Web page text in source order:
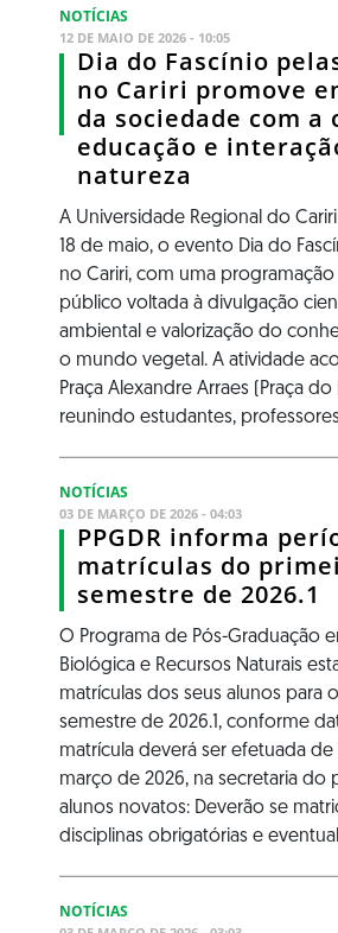
NOTÍCIAS
12 DE MAIO DE 2026 - 10:05
Dia do Fascínio
no Cariri promove
da sociedade com a
educação e
natureza
A Universidade Regional do
18 de maio, o evento Dia do
no Cariri, com uma
público voltada à divulgação
ambiental e valorização do
o mundo vegetal. A atividade
Praça Alexandre Arraes (Praça
reunindo estudantes, professores
NOTÍCIAS
03 DE MARÇO DE 2026 - 04:03
PPGDR informa
matrículas do
semestre de 2026.1
O Programa de Pós-Graduação
Biológica e Recursos Naturais
matrículas dos seus alunos para
semestre de 2026.1, conforme
matrícula deverá ser efetuada de
março de 2026, na secretaria do
alunos novatos: Deverão se
disciplinas obrigatórias e
NOTÍCIAS